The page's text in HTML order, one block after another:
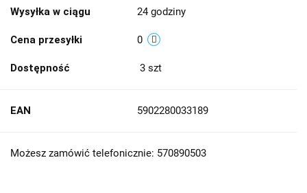
Wysyłka w ciągu 24 godziny
Cena przesyłki 0
Dostępność 3 szt
EAN 5902280033189
Możesz zamówić telefonicznie: 570890503